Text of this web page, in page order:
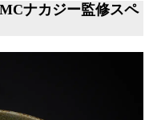
ナカジー監修スペ